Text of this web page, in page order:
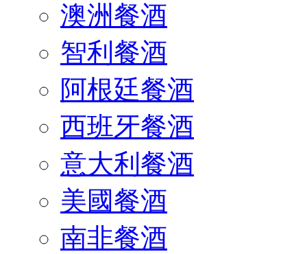
澳洲餐酒
智利餐酒
阿根廷餐酒
西班牙餐酒
意大利餐酒
美國餐酒
南非餐酒